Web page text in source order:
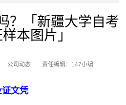
？「新疆大学自考
本图片」
公司动态 责任编辑：147小编
文凭